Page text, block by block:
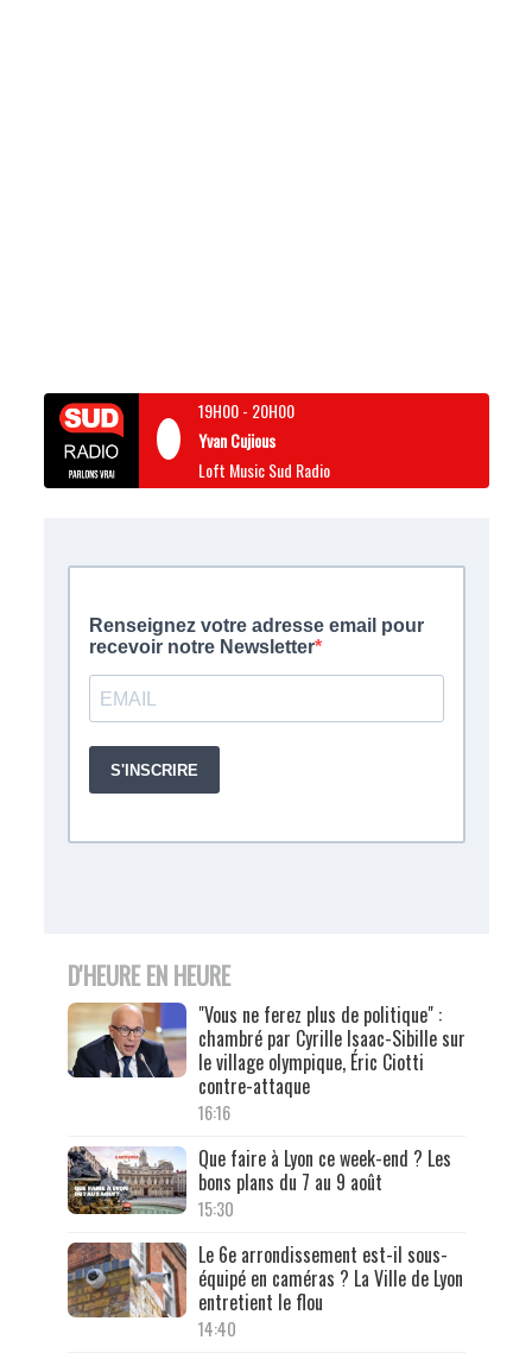
19H00- 20H00
Yvan Cujious
Loft Music Sud Radio
D'HEURE EN HEURE
"Vous ne ferez plus de politique" :
chambré par Cyrille Isaac-Sibille sur
le village olympique, Éric Ciotti
contre-attaque
16:16
Que faire à Lyon ce week-end ? Les
bons plans du 7 au 9 août
15:30
Le 6e arrondissement est-il sous-
équipé en caméras ? La Ville de Lyon
entretient le flou
14:40